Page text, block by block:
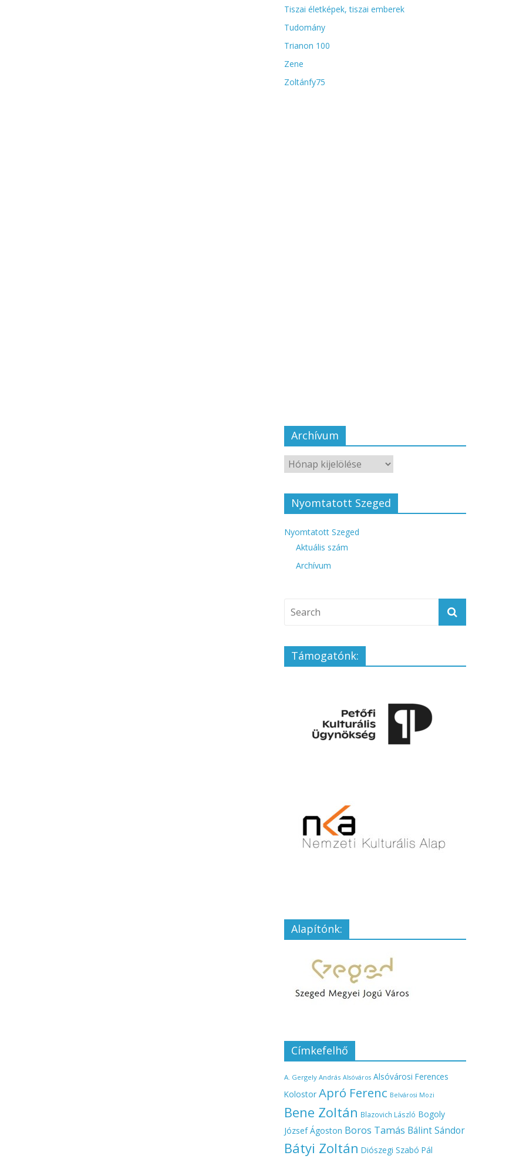
Tiszai életképek, tiszai emberek
Tudomány
Trianon 100
Zene
Zoltánfy75
Archívum
Nyomtatott Szeged
Nyomtatott Szeged
Aktuális szám
Archívum
Támogatónk:
Alapítónk:
Címkefelhő
A. Gergely András Alsóváros Alsóvárosi Ferences
Kolostor Apró Ferenc Belvárosi Mozi
Bene Zoltán Blazovich László Bogoly
József Ágoston Boros Tamás Bálint Sándor
Bátyi Zoltán Diószegi Szabó Pál